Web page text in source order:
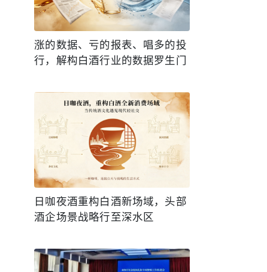
涨的数据、亏的报表、唱多的投
行，解构白酒行业的数据罗生门
日咖夜酒重构白酒新场域，头部
酒企场景战略行至深水区